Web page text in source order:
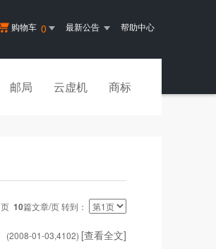
购物车 0 最新公告 帮助中心
邮局 云虚机 商标
页 10篇文章/页 转到：
(2008-01-03,4102) [查看全文]